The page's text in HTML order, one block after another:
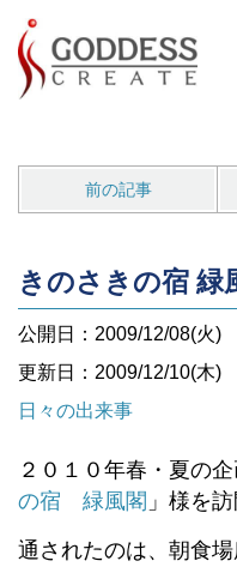
前の記事
きのさきの宿 緑
公開日：2009/12/08(火)
更新日：2009/12/10(木)
日々の出来事
２０１０年春・夏の
の宿 緑風閣 」様を
通されたのは、朝食